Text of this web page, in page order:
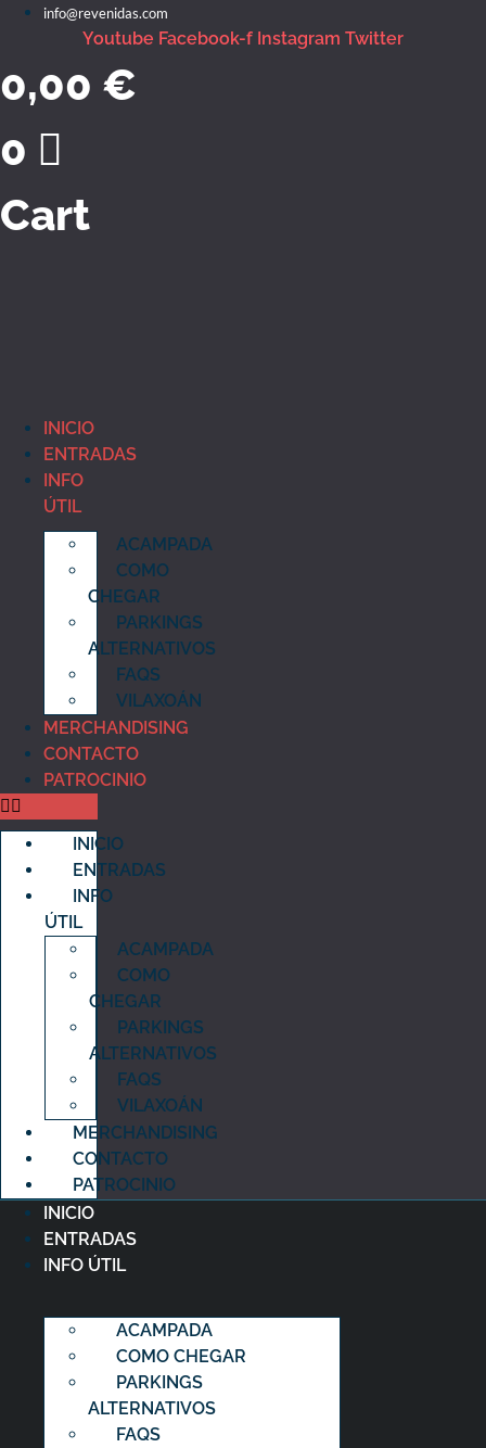
info@revenidas.com
Youtube Facebook-f Instagram Twitter
0,00 €
0
Cart
INICIO
ENTRADAS
INFO
ÚTIL
ACAMPADA
COMO
CHEGAR
PARKINGS
ALTERNATIVOS
FAQS
VILAXOÁN
MERCHANDISING
CONTACTO
PATROCINIO
INICIO
ENTRADAS
INFO
ÚTIL
ACAMPADA
COMO
CHEGAR
PARKINGS
ALTERNATIVOS
FAQS
VILAXOÁN
MERCHANDISING
CONTACTO
PATROCINIO
INICIO
ENTRADAS
INFO ÚTIL
ACAMPADA
COMO CHEGAR
PARKINGS
ALTERNATIVOS
FAQS